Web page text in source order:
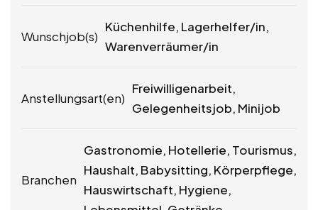
Wunschjob(s)
Küchenhilfe, Lagerhelfer/in,
Warenverräumer/in
Anstellungsart(en)
Freiwilligenarbeit,
Gelegenheitsjob, Minijob
Branchen
Gastronomie, Hotellerie, Tourismus,
Haushalt, Babysitting, Körperpflege,
Hauswirtschaft, Hygiene,